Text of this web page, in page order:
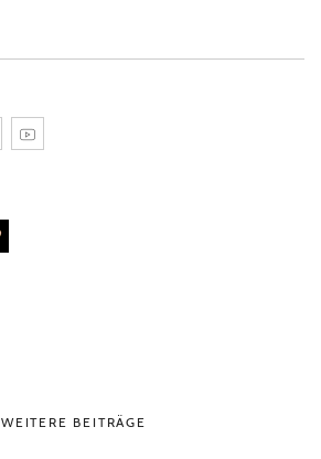
WEITERE BEITRÄGE